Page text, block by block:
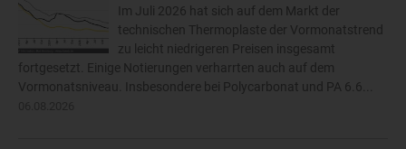
Im Juli 2026 hat sich auf dem Markt der
technischen Thermoplaste der Vormonatstrend
zu leicht niedrigeren Preisen insgesamt
fortgesetzt. Einige Notierungen verharrten auch auf dem
Vormonatsniveau. Insbesondere bei Polycarbonat und PA 6.6...